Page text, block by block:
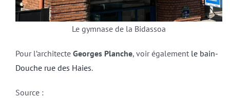
Le gymnase de la Bidassoa
Pour l’architecte Georges Planche, voir également le bain-
Douche rue des Haies.
Source :